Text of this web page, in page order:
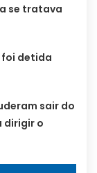
se tratava
foi detida
sair do
dirigir o